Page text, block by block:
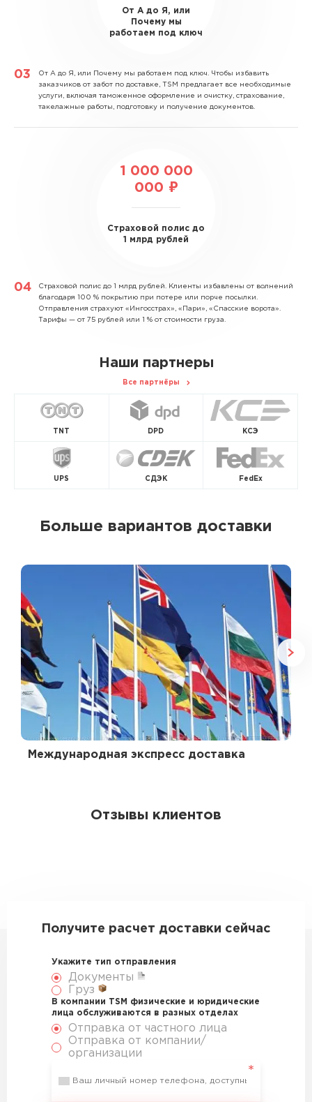
От А до Я, или
Почему мы
работаем под ключ
От А до Я, или Почему мы работаем под ключ. Чтобы избавить
заказчиков от забот по доставке, TSM предлагает все необходимые
услуги, включая таможенное оформление и очистку, страхование,
такелажные работы, подготовку и получение документов.
1 000 000
000 ₽
Страховой полис до
1 млрд рублей
Страховой полис до 1 млрд рублей. Клиенты избавлены от волнений
благодаря 100 % покрытию при потере или порче посылки.
Отправления страхуют «Ингосстрах», «Пари», «Спасские ворота».
Тарифы — от 75 рублей или 1 % от стоимости груза.
Наши партнеры
Все партнёры
TNT DPD КСЭ
UPS СДЭК FedEx
Больше вариантов доставки
Международная экспресс доставка
Отзывы клиентов
Получите расчет доставки сейчас
Укажите тип отправления
Документы
Груз
В компании TSM физические и юридические
лица обслуживаются в разных отделах
Отправка от частного лица
Отправка от компании/
организации